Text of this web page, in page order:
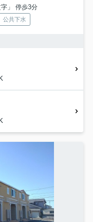
」 停歩3分
公共下水